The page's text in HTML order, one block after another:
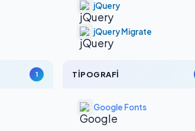
jQuery
jQuery Migrate
1 TIPOGRAFI
Google Fonts